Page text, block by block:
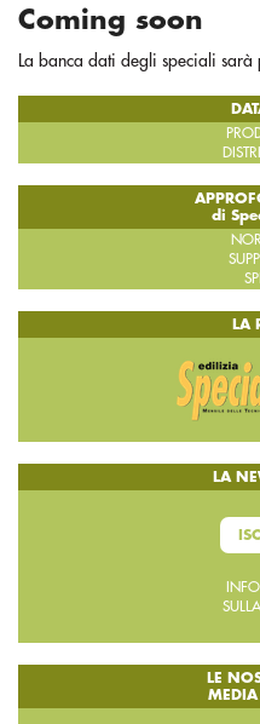
Coming soon
La banca dati degli speciali sarà
di
LA
LA
LE